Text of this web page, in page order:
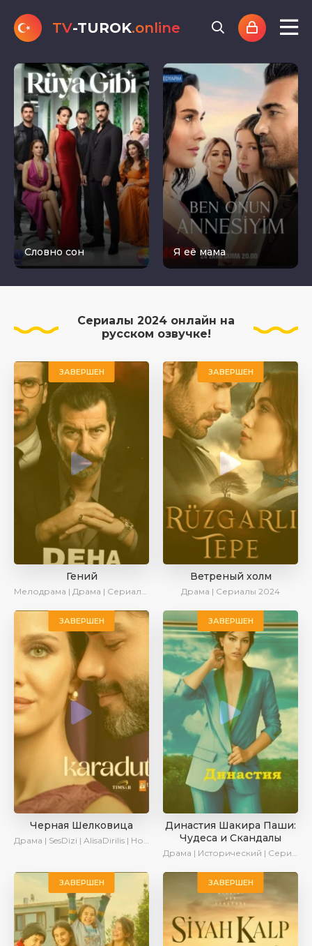
TV-TUROK.online
Словно сон Я её мама
Сериалы 2024 онлайн на
русском озвучке!
ЗАВЕРШЕН
Гений
Мелодрама | Драма | Сериалы 2024
ЗАВЕРШЕН
Ветреный холм
Драма | Сериалы 2024
ЗАВЕРШЕН
Черная Шелковица
Драма | SesDizi | AlisaDirilis | Новинки | Сериалы 2024
ЗАВЕРШЕН
Династия Шакира Паши:
Чудеса и Скандалы
Драма | Исторический | Сериалы 2024
ЗАВЕРШЕН ЗАВЕРШЕН